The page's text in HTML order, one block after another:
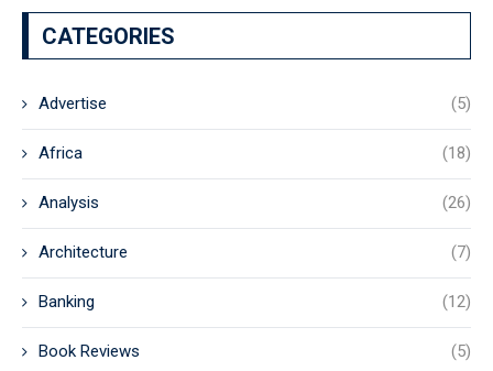
CATEGORIES
Advertise (5)
Africa (18)
Analysis (26)
Architecture (7)
Banking (12)
Book Reviews (5)